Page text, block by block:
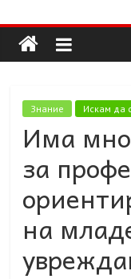
to
content
Долап
БГ
култура|
пътешествия|
мода|
събития|
кухня|
реклама|
минало|
Знание Искам да
Има
за
на